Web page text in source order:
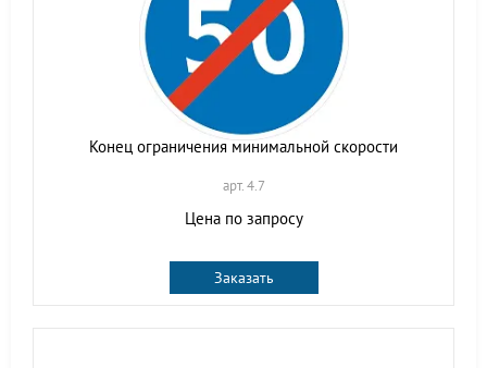
Конец ограничения минимальной скорости
арт. 4.7
Цена по запросу
Заказать